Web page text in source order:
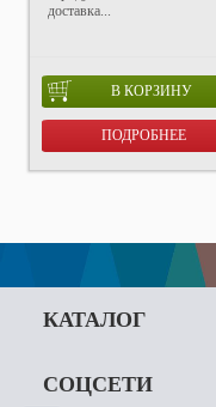
доставка...
В КОРЗИНУ
ПОДРОБНЕЕ
КАТАЛОГ
СОЦСЕТИ